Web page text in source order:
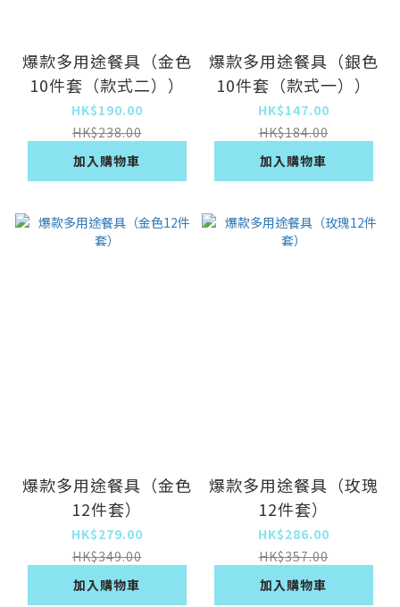
爆款多用途餐具（金色
10件套（款式二））
HK$190.00
HK$238.00
加入購物車
爆款多用途餐具（銀色
10件套（款式一））
HK$147.00
HK$184.00
加入購物車
爆款多用途餐具（金色
12件套）
HK$279.00
HK$349.00
加入購物車
爆款多用途餐具（玫瑰
12件套）
HK$286.00
HK$357.00
加入購物車